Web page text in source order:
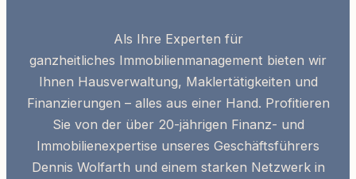
Als Ihre Experten für
ganzheitliches Immobilienmanagement bieten wir
Ihnen Hausverwaltung, Maklertätigkeiten und
Finanzierungen – alles aus einer Hand. Profitieren
Sie von der über 20-jährigen Finanz- und
Immobilienexpertise unseres Geschäftsführers
Dennis Wolfarth und einem starken Netzwerk in